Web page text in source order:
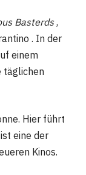
Basterds,
. In der
einem
täglichen
Hier führt
eine der
Kinos.